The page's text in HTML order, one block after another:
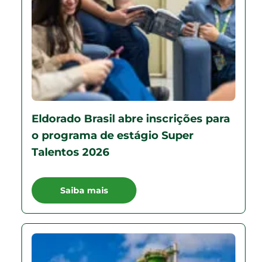
Eldorado Brasil abre inscrições para
o programa de estágio Super
Talentos 2026
Saiba mais